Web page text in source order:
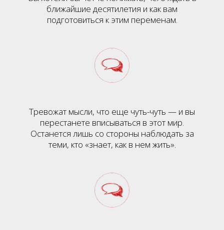
ближайшие десятилетия и как вам
подготовиться к этим переменам.
Тревожат мысли, что еще чуть-чуть — и вы
перестанете вписываться в этот мир.
Останется лишь со стороны наблюдать за
теми, кто «знает, как в нем жить».